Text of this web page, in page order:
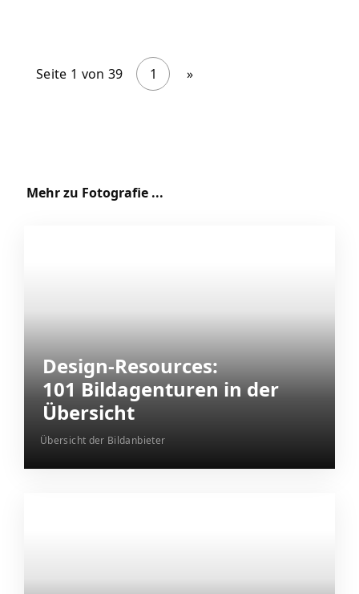
Seite 1 von 39 1 »
Mehr zu Fotografie ...
Design-Resources:
101 Bildagenturen in der
Übersicht
Übersicht der Bildanbieter